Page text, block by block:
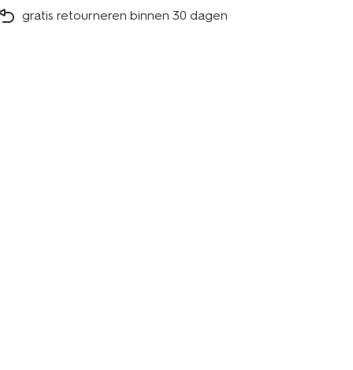
gratis retourneren binnen 30 dagen